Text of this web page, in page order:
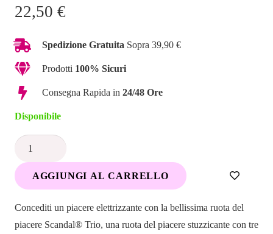
22,50 €
Spedizione Gratuita Sopra 39,90 €
Prodotti 100% Sicuri
Consegna Rapida in 24/48 Ore
Disponibile
Scandal
ruota
piacere
quantità
AGGIUNGI AL CARRELLO
Concediti un piacere elettrizzante con la bellissima ruota del
piacere Scandal® Trio, una ruota del piacere stuzzicante con tre